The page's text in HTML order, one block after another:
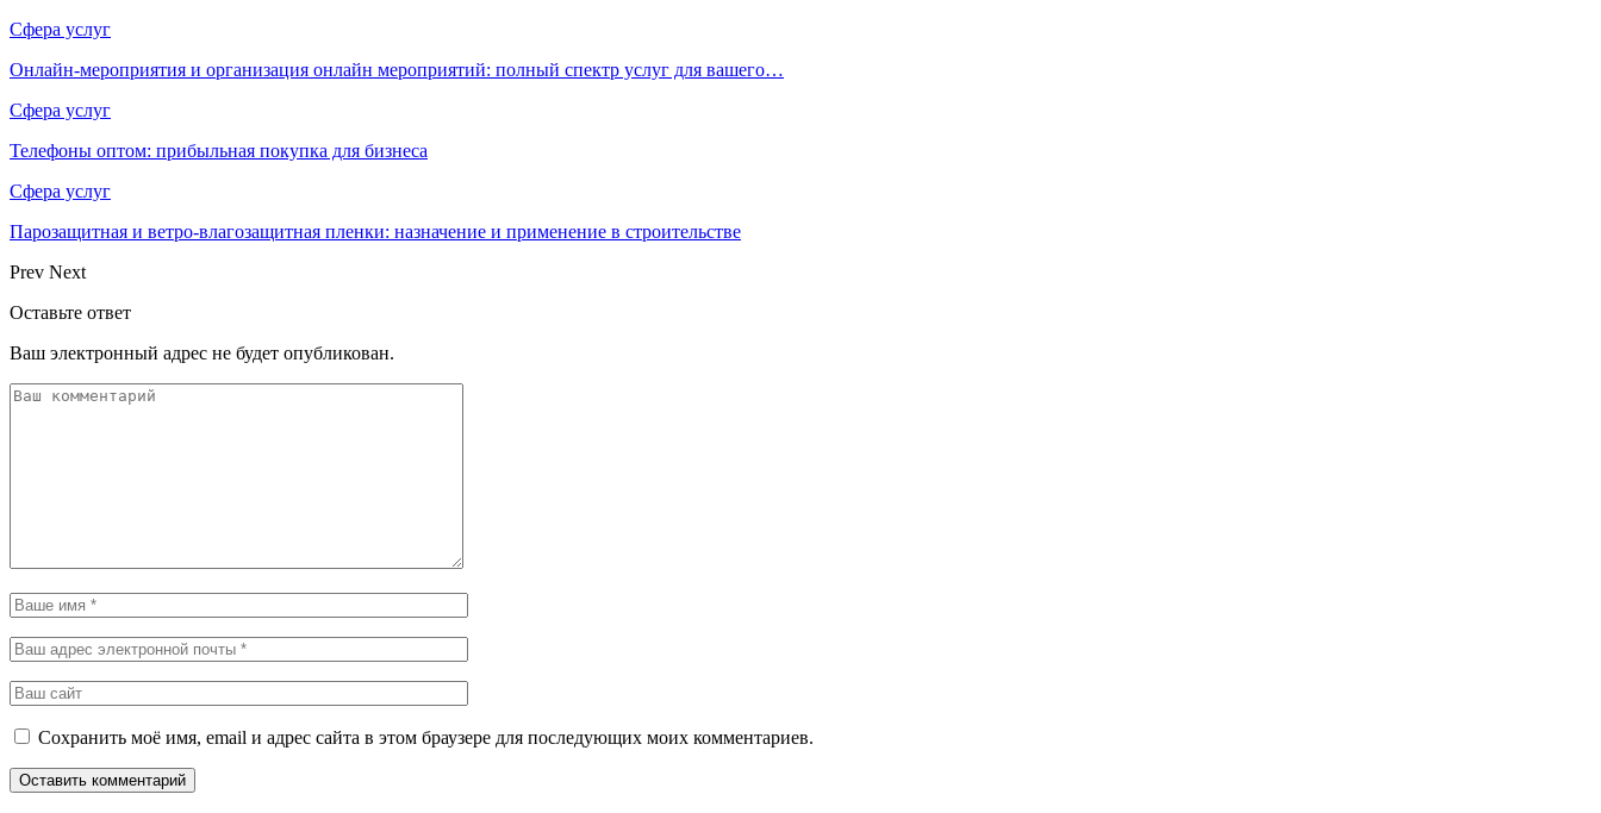
Сфера услуг
Онлайн-мероприятия и организация онлайн мероприятий: полный спектр услуг для вашего…
Сфера услуг
Телефоны оптом: прибыльная покупка для бизнеса
Сфера услуг
Парозащитная и ветро-влагозащитная пленки: назначение и применение в строительстве
Prev Next
Оставьте ответ
Ваш электронный адрес не будет опубликован.
Сохранить моё имя, email и адрес сайта в этом браузере для последующих моих комментариев.